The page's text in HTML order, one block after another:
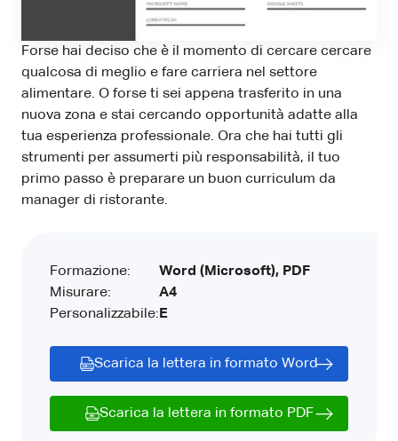
Forse hai deciso che è il momento di cercare cercare
qualcosa di meglio e fare carriera nel settore
alimentare. O forse ti sei appena trasferito in una
nuova zona e stai cercando opportunità adatte alla
tua esperienza professionale. Ora che hai tutti gli
strumenti per assumerti più responsabilità, il tuo
primo passo è preparare un buon curriculum da
manager di ristorante.
Formazione:
Misurare:
Personalizzabile:
Word (Microsoft), PDF
A4
E
Scarica la lettera in formato Word
Scarica la lettera in formato PDF